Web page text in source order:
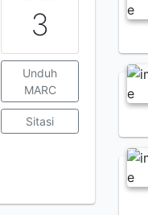
3
Unduh
MARC
Sitasi